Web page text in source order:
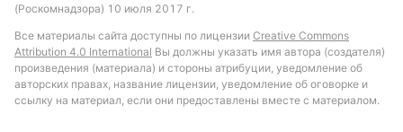
Подписаться
(Роскомнадзора) 10 июля 2017 г.
Все материалы сайта доступны по лицензии Creative Commons
Attribution 4.0 International Вы должны указать имя автора (создателя)
произведения (материала) и стороны атрибуции, уведомление об
авторских правах, название лицензии, уведомление об оговорке и
ссылку на материал, если они предоставлены вместе с материалом.